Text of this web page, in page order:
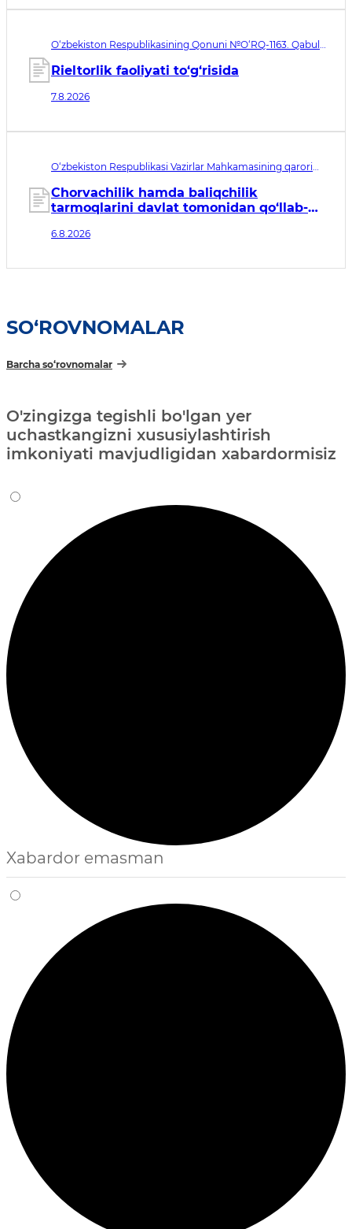
O‘zbekiston Respublikasining Qonuni №O‘RQ-1163. Qabul
Rieltorlik faoliyati to‘g‘risida
7.8.2026
O‘zbekiston Respublikasi Vazirlar Mahkamasining qarori
sanasi 07.08.2026
Chorvachilik hamda baliqchilik
tarmoqlarini davlat tomonidan qo‘llab-
tadbirlari to‘g‘risida
6.8.2026
SO‘ROVNOMALAR
Barcha so‘rovnomalar
O'zingizga tegishli bo'lgan yer
uchastkangizni xususiylashtirish
imkoniyati mavjudligidan xabardormisiz
Xabardor emasman